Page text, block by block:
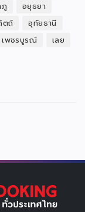
อยุธยา
ตถ์
อุทัยธานี
เพชรบูรณ์
เลย